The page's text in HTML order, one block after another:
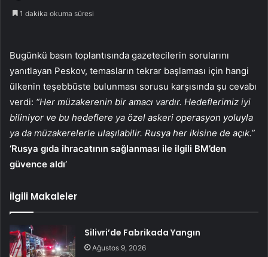
1 dakika okuma süresi
Bugünkü basın toplantısında gazetecilerin sorularını
yanıtlayan Peskov, temasların tekrar başlaması için hangi
ülkenin teşebbüste bulunması sorusu karşısında şu cevabı
verdi: “Her müzakerenin bir amacı vardır. Hedeflerimiz iyi
biliniyor ve bu hedeflere ya özel askeri operasyon yoluyla
ya da müzakerelerle ulaşılabilir. Rusya her ikisine de açık.”
‘Rusya gıda ihracatının sağlanması ile ilgili BM’den
güvence aldı’
İlgili Makaleler
Silivri’de Fabrikada Yangın
Ağustos 9, 2026